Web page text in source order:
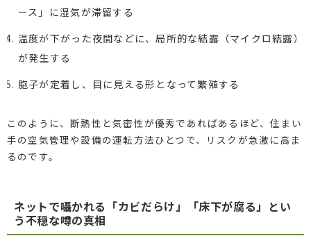
ース」に湿気が滞留する
温度が下がった夜間などに、局所的な結露（マイクロ結露）
が発生する
胞子が定着し、目に見える形となって繁殖する
このように、断熱性と気密性が優秀であればあるほど、住まい
手の空気管理や設備の運転方法ひとつで、リスクが急激に高ま
るのです。
ネットで囁かれる「カビだらけ」「床下が腐る」とい
う不穏な噂の真相